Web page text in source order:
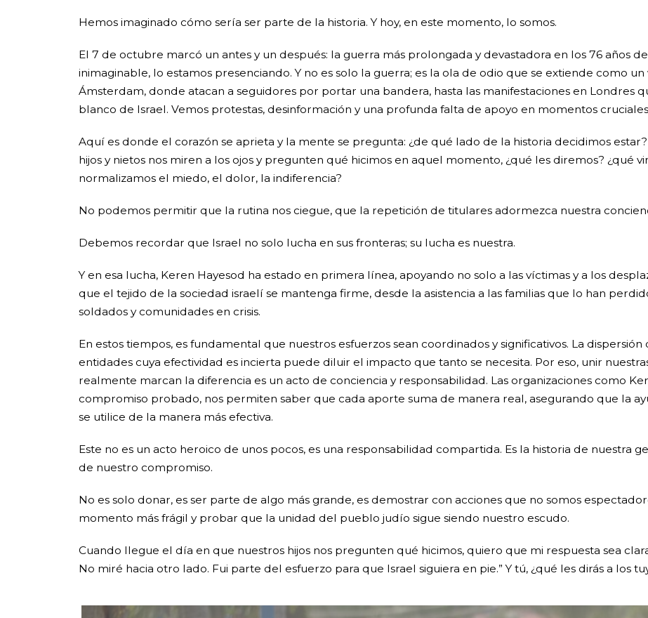
Hemos imaginado cómo sería ser parte de la historia. Y hoy, en este momento, lo somos.
El 7 de octubre marcó un antes y un después: la guerra más prolongada y devastadora en los 76 años
inimaginable, lo estamos presenciando. Y no es solo la guerra; es la ola de odio que se extiende como
Ámsterdam, donde atacan a seguidores por portar una bandera, hasta las manifestaciones en Londres
blanco de Israel. Vemos protestas, desinformación y una profunda falta de apoyo en momentos
Aquí es donde el corazón se aprieta y la mente se pregunta: ¿de qué lado de la historia decidimos
hijos y nietos nos miren a los ojos y pregunten qué hicimos en aquel momento, ¿qué les diremos? ¿qué
normalizamos el miedo, el dolor, la indiferencia?
No podemos permitir que la rutina nos ciegue, que la repetición de titulares adormezca nuestra
Debemos recordar que Israel no solo lucha en sus fronteras; su lucha es nuestra.
Y en esa lucha, Keren Hayesod ha estado en primera línea, apoyando no solo a las víctimas y a los
que el tejido de la sociedad israelí se mantenga firme, desde la asistencia a las familias que lo han
soldados y comunidades en crisis.
En estos tiempos, es fundamental que nuestros esfuerzos sean coordinados y significativos. La
entidades cuya efectividad es incierta puede diluir el impacto que tanto se necesita. Por eso, unir
realmente marcan la diferencia es un acto de conciencia y responsabilidad. Las organizaciones como
compromiso probado, nos permiten saber que cada aporte suma de manera real, asegurando que la
se utilice de la manera más efectiva.
Este no es un acto heroico de unos pocos, es una responsabilidad compartida. Es la historia de nuestra
de nuestro compromiso.
No es solo donar, es ser parte de algo más grande, es demostrar con acciones que no somos
momento más frágil y probar que la unidad del pueblo judío sigue siendo nuestro escudo.
Cuando llegue el día en que nuestros hijos nos pregunten qué hicimos, quiero que mi respuesta sea
No miré hacia otro lado. Fui parte del esfuerzo para que Israel siguiera en pie.” Y tú, ¿qué les dirás a los